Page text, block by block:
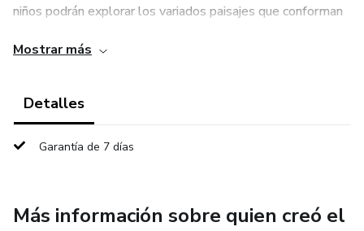
niños podrán explorar los variados paisajes que conforman
datos curiosos, juegos interactivos y desafíos para
mientras aprenden sobre geografía, Cada doble página es
Mostrar más
Detalles
Garantía de 7 días
Más información sobre quien creó el